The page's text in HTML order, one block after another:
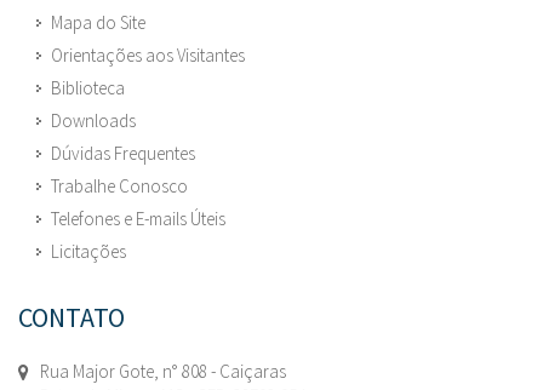
Mapa do Site
Orientações aos Visitantes
Biblioteca
Downloads
Dúvidas Frequentes
Trabalhe Conosco
Telefones e E-mails Úteis
Licitações
CONTATO
Rua Major Gote, n° 808 - Caiçaras